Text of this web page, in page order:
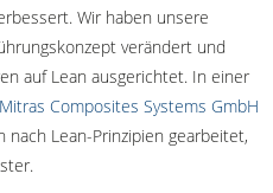
Wir haben unsere
verändert und
auf Lean ausgerichtet. In einer
Mitras Composites Systems GmbH
nach Lean-Prinzipien gearbeitet,